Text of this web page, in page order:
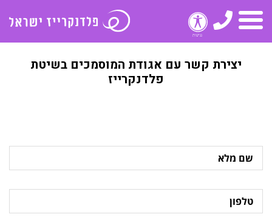
תפריט
טלפון
יצירת קשר עם אגודת המוסמכים בשיטת
פלדנקרייז
מלא
טלפון